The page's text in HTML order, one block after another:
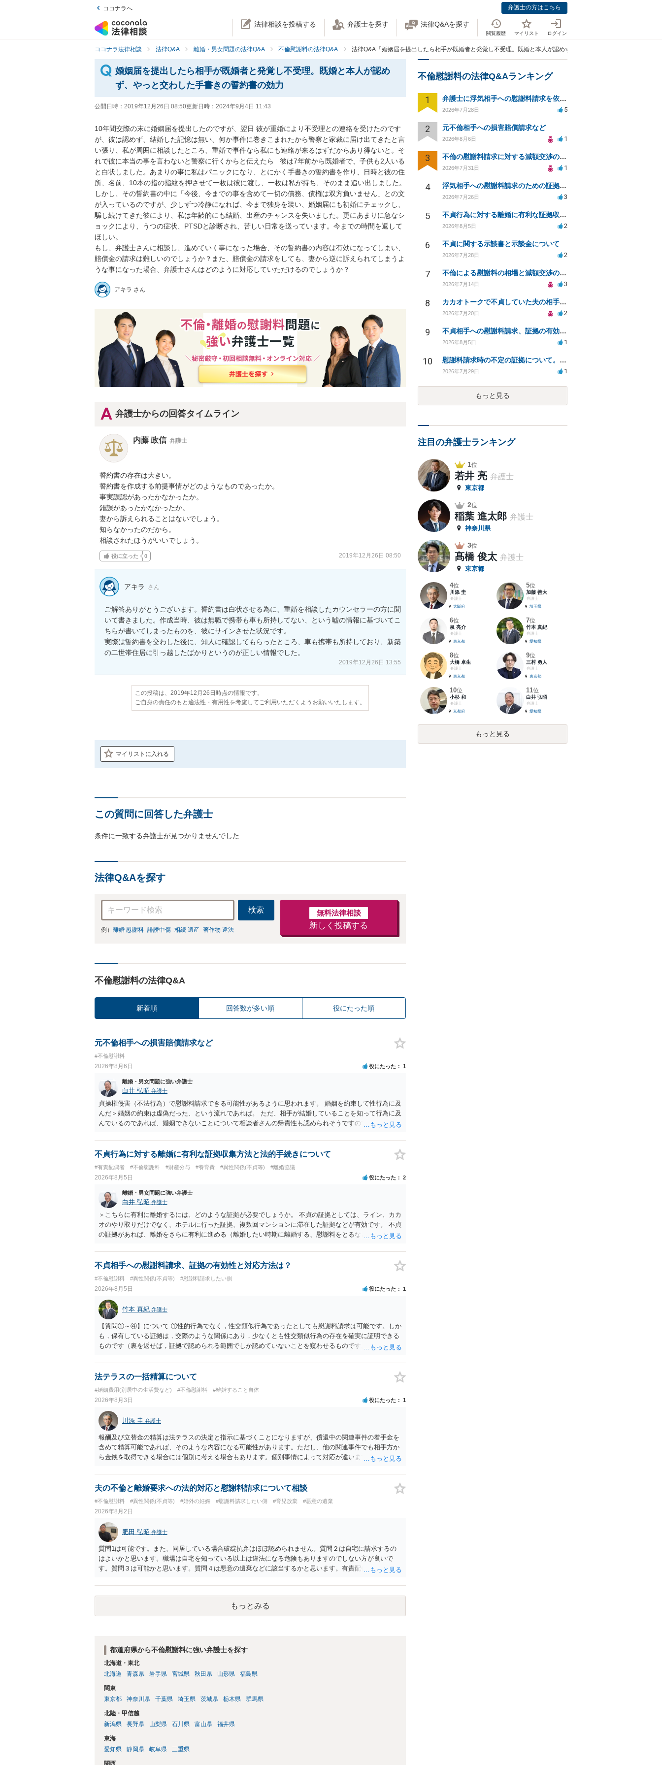
ココナラへ 弁護士の方はこちら
法律相談を投稿する 弁護士を探す 法律Q&Aを探す
閲覧履歴 マイリスト ログイン
ココナラ法律相談 法律Q&A 離婚・男女問題の法律Q&A 不倫慰謝料の法律Q&A 法律Q&A「婚姻届を提出したら相手が既婚者と発覚し不受理。既婚と本人が認めず、やっと交わした手書きの誓約書
婚姻届を提出したら相手が既婚者と発覚し不受理。既婚と本人が認め
ず、やっと交わした手書きの誓約書の効力
公開日時： 2019年12月26日 08:50更新日時： 2024年9月4日 11:43
10年間交際の末に婚姻届を提出したのですが、翌日 彼が重婚により不受理との連絡を受けたのです
が、彼は認めず、結婚した記憶は無い、何か事件に巻きこまれたから警察と家裁に届け出てきたと言
い張り、私が周囲に相談したところ、重婚で事件なら私にも連絡が来るはずだからあり得ないと。そ
れで彼に本当の事を言わないと警察に行くからと伝えたら   彼は7年前から既婚者で、子供も2人いる
と白状しました。あまりの事に私はパニックになり、とにかく手書きの誓約書を作り、日時と彼の住
所、名前、10本の指の指紋を押させて一枚は彼に渡し、一枚は私が持ち、そのまま追い出しました。
しかし、その誓約書の中に「今後、今までの事を含めて一切の債務、債権は双方負いません」との文
が入っているのですが、少しずつ冷静になれば、今まで独身を装い、婚姻届にも初婚にチェックし、
騙し続けてきた彼により、私は年齢的にも結婚、出産のチャンスを失いました。更にあまりに急なシ
ョックにより、うつの症状、PTSDと診断され、苦しい日常を送っています。今までの時間を返して
ほしい。
もし、弁護士さんに相談し、進めていく事になった場合、その誓約書の内容は有効になってしまい、
賠償金の請求は難しいのでしょうか？また、賠償金の請求をしても、妻から逆に訴えられてしまうよ
うな事になった場合、弁護士さんはどのように対応していただけるのでしょうか？
アキラ さん
弁護士からの回答タイムライン
内藤 政信 弁護士
誓約書の存在は大きい。
誓約書を作成する前提事情がどのようなものであったか。
事実誤認があったかなかったか。
錯誤があったかなかったか。
妻から訴えられることはないでしょう。
知らなかったのだから。
相談されたほうがいいでしょう。
役に立った 0 2019年12月26日 08:50
アキラ さん
ご解答ありがとうございます。誓約書は白状させる為に、重婚を相談したカウンセラーの方に聞
いて書きました。作成当時、彼は無職で携帯も車も所持してない、という嘘の情報に基づいてこ
ちらが書いてしまったものを、彼にサインさせた状況です。
実際は誓約書を交わした後に、知人に確認してもらったところ、車も携帯も所持しており、新築
2019年12月26日 13:55
この投稿は、2019年12月26日時点の情報です。
ご自身の責任のもと適法性・有用性を考慮してご利用いただくようお願いいたします。
マイリストに入れる
この質問に回答した弁護士
条件に一致する弁護士が見つかりませんでした
法律Q&Aを探す
検索
例） 離婚 慰謝料 誹謗中傷 相続 遺産 著作物 違法
無料法律相談
新しく投稿する
不倫慰謝料の法律Q&A
新着順 回答数が多い順 役にたった順
元不倫相手への損害賠償請求など
#不倫慰謝料
2026年8月6日 役にたった 1
離婚・男女問題に強い弁護士
白井 弘昭 弁護士
貞操権侵害（不法行為）で慰謝料請求できる可能性があるように思われます。 婚姻を約束して性行為に及
んだ＞婚姻の約束は虚偽だった、という流れであれば。 ただ、相手が結婚していることを知って行為に及
んでいるのであれば、婚姻できないことについて相談者さんの帰責性も認められそうですので、あまり慰
不貞行為に対する離婚に有利な証拠収集方法と法的手続きについて
#有責配偶者 #不倫慰謝料 #財産分与 #養育費 #異性関係(不貞等) #離婚協議
2026年8月5日 役にたった 2
離婚・男女問題に強い弁護士
白井 弘昭 弁護士
＞こちらに有利に離婚するには、どのような証拠が必要でしょうか。 不貞の証拠としては、ライン、カカ
オのやり取りだけでなく、ホテルに行った証拠、複数回マンションに滞在した証拠などが有効です。 不貞
の証拠があれば、離婚をさらに有利に進める（離婚したい時期に離婚する、慰謝料をとるなど）ことがで
がありますので、ご注意ください。 以上、ご参考まで。
不貞相手への慰謝料請求、証拠の有効性と対応方法は？
#不倫慰謝料 #異性関係(不貞等) #慰謝料請求したい側
2026年8月5日 役にたった 1
竹本 真紀 弁護士
【質問①～④】について ①性的行為でなく，性交類似行為であったとしても慰謝料請求は可能です。しか
も，保有している証拠は，交際のような関係にあり，少なくとも性交類似行為の存在を確実に証明できる
ものです（裏を返せば，証拠で認められる範囲でしか認めていないことを窺わせるものです。）。ですか
して，この点を考慮されることになるかもしれません。 ②夫との今後のことを考えて書いてもらうか否か
を検討するのがよいと思います。今ある証拠以上のことを証明（証明力を強めることも含む）できるので
とが前提であり，その価値と夫との関係との均衡のように思います。 ③行政書士に委任をしているのであ
れば，どのような内容の委任なのか不明ですが，その行政書士との協議になると思います。請求するか，
訴訟にするか，その点の見極めや，相手方は性交類似行為は認めているのか，それさえも否定しているの
かによって，考え方・進め方は変わってくると思います。 ④性交類似行為を認めているにもかかわらず支
払を拒否するのであれば，本人（行政書士でも同じだと思います。）への対応ではあまり変わらないよう
に思います。減額で折り合えるなら本人様の交渉でもよいように思いますが，ゼロかどうかの観点であれ
ば，訴訟に進むしかなくなるようにも思います。そうしますと，お近くの弁護士に相談して進めることを
法テラスの一括精算について
#婚姻費用(別居中の生活費など) #不倫慰謝料 #離婚すること自体
2026年8月3日 役にたった 1
川添 圭 弁護士
報酬及び立替金の精算は法テラスの決定と指示に基づくことになりますが、償還中の関連事件の着手金を
含めて精算可能であれば、そのような内容になる可能性があります。ただし、他の関連事件でも相手方か
ら金銭を取得できる場合には個別に考える場合もあります。個別事情によって対応が違いますので、法テ
夫の不倫と離婚要求への法的対応と慰謝料請求について相談
#不倫慰謝料 #異性関係(不貞等) #婚外の妊娠 #慰謝料請求したい側 #育児放棄 #悪意の遺棄
2026年8月2日
肥田 弘昭 弁護士
質問1は可能です。また、同居している場合破綻抗弁はほぼ認められません。質問２は自宅に請求するの
はよいかと思います。職場は自宅を知っている以上は違法になる危険もありますのでしない方が良いで
す。質問３は可能かと思います。質問４は悪意の遺棄などに該当するかと思います。有責配偶者ですので
い、相続権が発生します。合意があれば法的に可能ですが法律で強制することはできません。質問６は可
能です。質問７は不貞行為の写真データ（ハメ撮り）、第三者撮影の腕組み写真、夫の自白録音まである
のであれば十分かと思います。ご参考にしてください。
もっとみる
都道府県から不倫慰謝料に強い弁護士を探す
北海道・東北
北海道
青森県 岩手県 宮城県 秋田県 山形県 福島県
関東
東京都
神奈川県 千葉県 埼玉県 茨城県 栃木県 群馬県
北陸・甲信越
新潟県
長野県 山梨県 石川県 富山県 福井県
東海
愛知県
静岡県 岐阜県 三重県
関西
不倫慰謝料の法律Q&Aランキング
1 弁護士に浮気相手への慰謝料請求を依頼する費用相場は？
2026年7月28日 5
2 元不倫相手への損害賠償請求など
2026年8月6日 1
3 不倫の慰謝料請求に対する減額交渉の可能性と対策
2026年7月31日 1
4 浮気相手への慰謝料請求のための証拠集めと探偵選び
2026年7月26日 3
5 不貞行為に対する離婚に有利な証拠収集方法と法的手続きについて
2026年8月5日 2
6 不貞に関する示談書と示談金について
2026年7月28日 2
7 不倫による慰謝料の相場と減額交渉の可能性について
2026年7月14日 3
8 カカオトークで不貞していた夫の相手を特定したい
2026年7月20日 2
9 不貞相手への慰謝料請求、証拠の有効性と対応方法は？
2026年8月5日 1
10 慰謝料請求時の不定の証拠について。効力があるのか知りたい。
2026年7月29日 1
もっと見る
注目の弁護士ランキング
1位
若井 亮 弁護士
東京都
2位
稲葉 進太郎 弁護士
神奈川県
3位
髙橋 俊太 弁護士
東京都
4位
川添 圭
弁護士
大阪府
5位
加藤 善大
弁護士
埼玉県
6位
泉 亮介
弁護士
東京都
7位
竹本 真紀
弁護士
愛知県
8位
大橋 卓生
弁護士
東京都
9位
三村 勇人
弁護士
東京都
10位
小杉 和
弁護士
京都府
11位
白井 弘昭
弁護士
愛知県
もっと見る